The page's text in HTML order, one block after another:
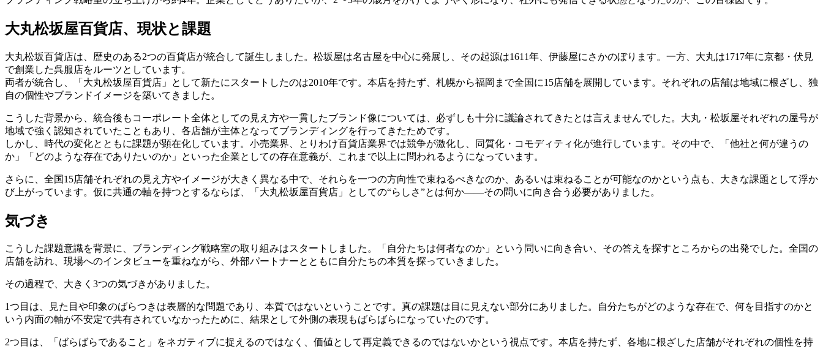
大丸松坂屋百貨店、現状と課題
大丸松坂百貨店は、歴史のある2つの百貨店が統合して誕生しました。松坂屋は名古屋を中心に発展し、その起源は1611年、伊藤屋にさかのぼります。一方、大丸は1717年に京都・伏見
で創業した呉服店をルーツとしています。
両者が統合し、「大丸松坂屋百貨店」として新たにスタートしたのは2010年です。本店を持たず、札幌から福岡まで全国に15店舗を展開しています。それぞれの店舗は地域に根ざし、独
自の個性やブランドイメージを築いてきました。
こうした背景から、統合後もコーポレート全体としての見え方や一貫したブランド像については、必ずしも十分に議論されてきたとは言えませんでした。大丸・松坂屋それぞれの屋号が
地域で強く認知されていたこともあり、各店舗が主体となってブランディングを行ってきたためです。
しかし、時代の変化とともに課題が顕在化しています。小売業界、とりわけ百貨店業界では競争が激化し、同質化・コモディティ化が進行しています。その中で、「他社と何が違うの
か」「どのような存在でありたいのか」といった企業としての存在意義が、これまで以上に問われるようになっています。
さらに、全国15店舗それぞれの見え方やイメージが大きく異なる中で、それらを一つの方向性で束ねるべきなのか、あるいは束ねることが可能なのかという点も、大きな課題として浮か
び上がっています。仮に共通の軸を持つとするならば、「大丸松坂屋百貨店」としての“らしさ”とは何か——その問いに向き合う必要がありました。
気づき
こうした課題意識を背景に、ブランディング戦略室の取り組みはスタートしました。「自分たちは何者なのか」という問いに向き合い、その答えを探すところからの出発でした。全国の
店舗を訪れ、現場へのインタビューを重ねながら、外部パートナーとともに自分たちの本質を探っていきました。
その過程で、大きく3つの気づきがありました。
1つ目は、見た目や印象のばらつきは表層的な問題であり、本質ではないということです。真の課題は目に見えない部分にありました。自分たちがどのような存在で、何を目指すのかと
いう内面の軸が不安定で共有されていなかったために、結果として外側の表現もばらばらになっていたのです。
2つ目は、「ばらばらであること」をネガティブに捉えるのではなく、価値として再定義できるのではないかという視点です。本店を持たず、各地に根ざした店舗がそれぞれの個性を持